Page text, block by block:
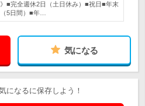
■完全週休2日（土日休み）■祝日■年末
5日間）■年…
気になる
になるに保存しよう！